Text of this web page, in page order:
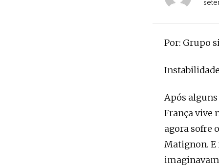
Por: Grupo
Após
França vive
agora sofre
Matignon. E